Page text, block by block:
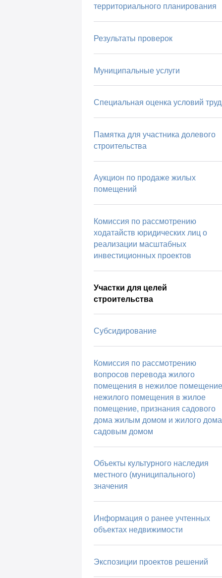
территориального планирования
Результаты проверок
Муниципальные услуги
Специальная оценка условий
Памятка для участника долевого
строительства
Аукцион по продаже жилых
помещений
Комиссия по рассмотрению
ходатайств юридических лиц о
реализации масштабных
инвестиционных проектов
Участки для целей
строительства
Субсидирование
Комиссия по рассмотрению
вопросов перевода жилого
помещения в нежилое
нежилого помещения в жилое
помещение, признания садового
дома жилым домом и жилого дома
садовым домом
Объекты культурного наследия
местного (муниципального)
значения
Информация о ранее учтенных
объектах недвижимости
Экспозиции проектов решений